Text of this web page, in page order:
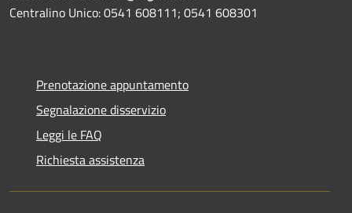
Centralino Unico: 0541 608111; 0541 608301
Prenotazione appuntamento
Segnalazione disservizio
Leggi le FAQ
Richiesta assistenza